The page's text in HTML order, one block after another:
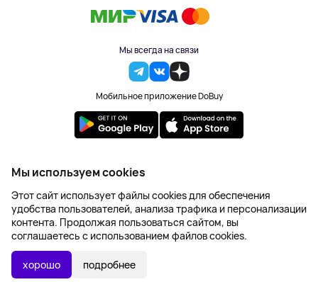
В КОРЗИНУ
Мы всегда на связи
Мобильное приложение DoBuy
2023-2026 © DoBuy. Все права защищены
Правила обработки персональных данных
Пользовательское соглашение
Оферта
Создание сайта – NetLab
Мы используем cookies
Этот сайт использует файлы cookies для обеспечения
удобства пользователей, анализа трафика и персонализации
контента. Продолжая пользоваться сайтом, вы
соглашаетесь с использованием файлов cookies.
хорошо подробнее